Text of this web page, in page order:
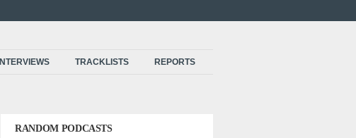
INTERVIEWS TRACKLISTS REPORTS
RANDOM PODCASTS